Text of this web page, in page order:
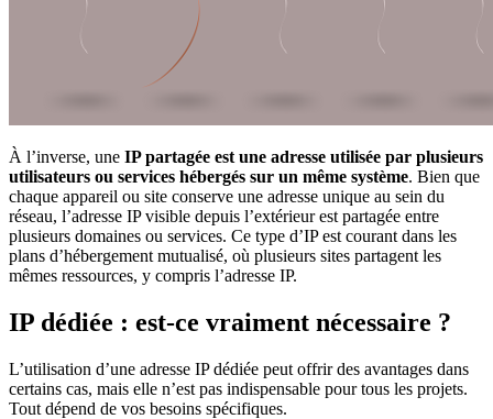
À l’inverse, une IP partagée est une adresse utilisée par plusieurs
utilisateurs ou services hébergés sur un même système. Bien que
chaque appareil ou site conserve une adresse unique au sein du
réseau, l’adresse IP visible depuis l’extérieur est partagée entre
plusieurs domaines ou services. Ce type d’IP est courant dans les
plans d’hébergement mutualisé, où plusieurs sites partagent les
mêmes ressources, y compris l’adresse IP.
IP dédiée : est-ce vraiment nécessaire ?
L’utilisation d’une adresse IP dédiée peut offrir des avantages dans
certains cas, mais elle n’est pas indispensable pour tous les projets.
Tout dépend de vos besoins spécifiques.